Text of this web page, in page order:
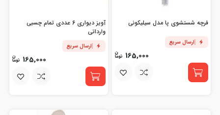
فرچه شستشوی پا مدل سیلیکونی
ارسال سریع
165,000
آویز دیواری 6 عددی تمام چسبی
وارداتی
ارسال سریع
165,000